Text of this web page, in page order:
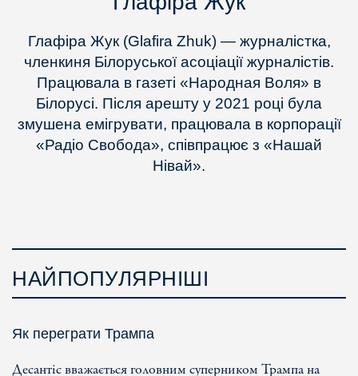
Глафіра Жук (Glafira Zhuk) — журналістка,
членкиня Білоруської асоціації журналістів.
Працювала в газеті «Народная Воля» в
Білорусі. Після арешту у 2021 році була
змушена емігрувати, працювала в корпорації
«Радіо Свобода», співпрацює з «Нашай
Нівай».
НАЙПОПУЛЯРНІШІ
Як переграти Трампа
Десантіс вважається головним суперником Трампа на